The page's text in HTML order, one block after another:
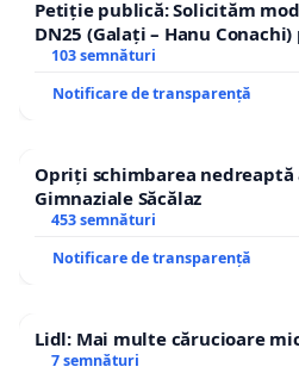
Petiție publică: Solicităm
DN25 (Galați – Hanu
traseului în afara localităților!
103 semnături
Notificare de transparență
Opriți schimbarea nedreaptă
Gimnaziale Săcălaz
453 semnături
Notificare de transparență
Lidl: Mai multe cărucioare
7 semnături